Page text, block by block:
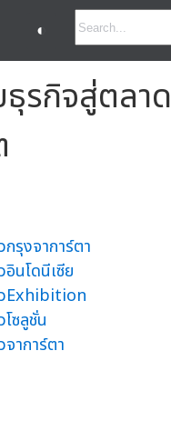
◐
ธุรกิจสู่ตลาด
กรุงจาการ์ตา
อินโดนีเซีย
Exhibition
โซลูชั่น
จาการ์ตา